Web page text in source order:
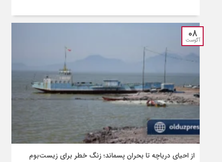
08
آگوست
از احیای دریاچه تا بحران پسماند؛ زنگ خطر برای زیست‌بوم